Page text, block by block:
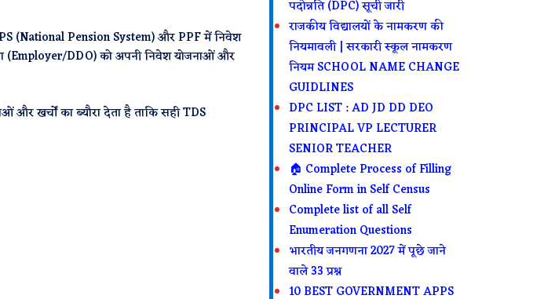
(National Pension System) और PPF में निवेश
(Employer/DDO) को अपनी निवेश योजनाओं और
खर्चों का ब्यौरा देता है ताकि सही TDS
पदोन्नति (DPC) सूची जारी
राजकीय विद्यालयों के नामकरण की
नियमावली | सरकारी स्कूल नामकरण
नियम SCHOOL NAME CHANGE
GUIDLINES
DPC LIST : AD JD DD DEO
PRINCIPAL VP LECTURER
SENIOR TEACHER
🏠 Complete Process of Filling
Online Form in Self Census
Complete list of all Self
Enumeration Questions
भारतीय जनगणना 2027 में पूछे जाने
वाले 33 प्रश्न
10 BEST GOVERNMENT APPS